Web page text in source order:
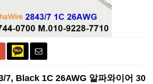
7, Black 1C 26AWG 알파와이어 30